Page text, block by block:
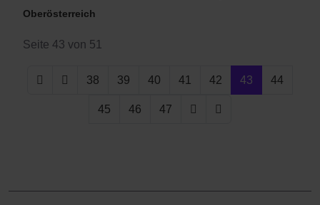
Oberösterreich
Seite 43 von 51
38 39 40 41 42 43 44
45 46 47